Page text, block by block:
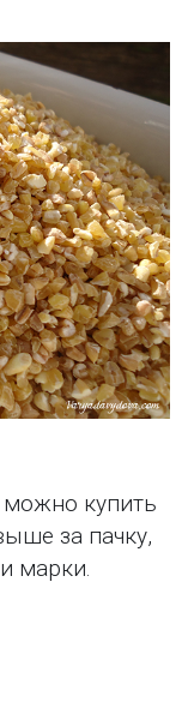
можно купить
за пачку,
марки.